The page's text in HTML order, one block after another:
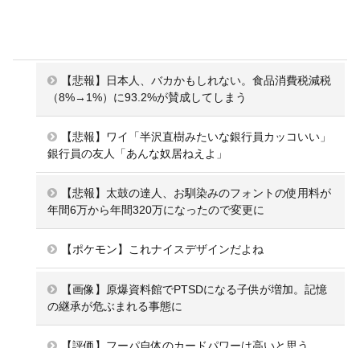
【悲報】日本人、バカかもしれない。食品消費税減税
（8%→1%）に93.2%が賛成してしまう
【悲報】ワイ「半沢直樹みたいな銀行員カッコいい」
銀行員の友人「あんな奴居ねえよ」
【悲報】太鼓の達人、お馴染みのフォントの使用料が
年間6万から年間320万になったので変更に
【ポケモン】これナイスデザインだよね
【画像】原爆資料館でPTSDになる子供が増加。記憶
の継承が危ぶまれる事態に
【評価】フーパ自体のカードパワーは高いと思う